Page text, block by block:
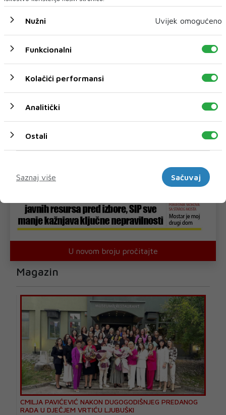
U novom broju pročitajte
Magazin
CMILJA PAVIĆEVIĆ NAKON DUGOGODIŠNJEG PREDANOG
RADA U DJEČJEM VRTIĆU LJUBUŠKI
Nužni Uvijek omogućeno
Funkcionalni
Kolačići performansi
Analitički
Ostali
Saznaj više
Sačuvaj